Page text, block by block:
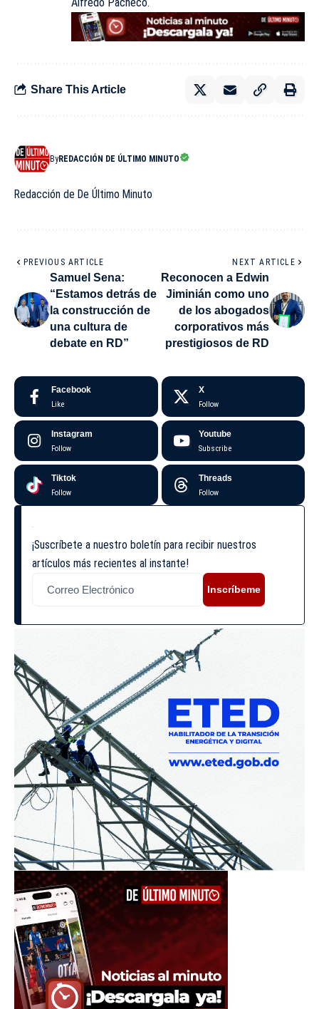
Alfredo Pacheco.
Share This Article
ByREDACCIÓN DE ÚLTIMO MINUTO
Redacción de De Último Minuto
PREVIOUS ARTICLE
Samuel Sena:
“Estamos detrás de
la construcción de
una cultura de
debate en RD”
NEXT ARTICLE
Reconocen a Edwin
Jiminián como uno
de los abogados
corporativos más
prestigiosos de RD
Facebook
Like
X
Follow
Instagram
Follow
Youtube
Subscribe
Tiktok
Follow
Threads
Follow
¡Suscríbete a nuestro boletín para recibir nuestros
artículos más recientes al instante!
Inscríbeme